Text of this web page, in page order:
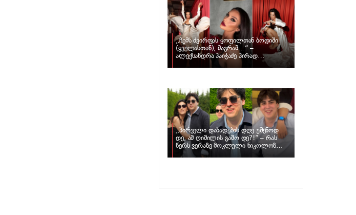
„ჩემს ძვირფას ყოფილთან ბოდიში
(ყველასთან), მაგრამ…“ –
ალექსანდრა პაიჭაძე პირად
„პირველი დაბადების დღე უშენოდ
დე, ამ ღიმილის გამო დე?!“ – რას
წერს ვერაზე მოკლული ნიკოლოზ
ღუნაშვილის დედა